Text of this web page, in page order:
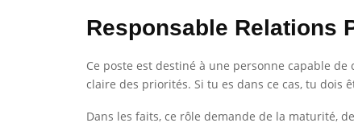
Responsable Relations
Ce poste est destiné à une personne capable
claire des priorités. Si tu es dans ce cas, tu dois
Dans les faits, ce rôle demande de la maturité,